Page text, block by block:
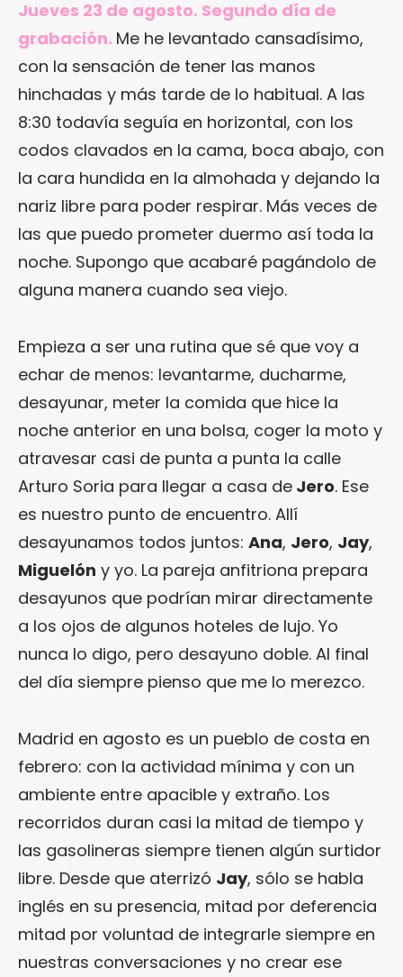
Jueves 23 de agosto. Segundo día de
grabación. Me he levantado cansadísimo,
con la sensación de tener las manos
hinchadas y más tarde de lo habitual. A las
8:30 todavía seguía en horizontal, con los
codos clavados en la cama, boca abajo, con
la cara hundida en la almohada y dejando la
nariz libre para poder respirar. Más veces de
las que puedo prometer duermo así toda la
noche. Supongo que acabaré pagándolo de
alguna manera cuando sea viejo.
Empieza a ser una rutina que sé que voy a
echar de menos: levantarme, ducharme,
desayunar, meter la comida que hice la
noche anterior en una bolsa, coger la moto y
atravesar casi de punta a punta la calle
Arturo Soria para llegar a casa de Jero. Ese
es nuestro punto de encuentro. Allí
desayunamos todos juntos: Ana, Jero, Jay,
Miguelón y yo. La pareja anfitriona prepara
desayunos que podrían mirar directamente
a los ojos de algunos hoteles de lujo. Yo
nunca lo digo, pero desayuno doble. Al final
del día siempre pienso que me lo merezco.
Madrid en agosto es un pueblo de costa en
febrero: con la actividad mínima y con un
ambiente entre apacible y extraño. Los
recorridos duran casi la mitad de tiempo y
las gasolineras siempre tienen algún surtidor
libre. Desde que aterrizó Jay, sólo se habla
inglés en su presencia, mitad por deferencia
mitad por voluntad de integrarle siempre en
nuestras conversaciones y no crear ese